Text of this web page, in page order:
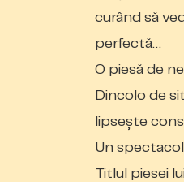
curând să
perfectă…
O piesă de
Dincolo de
lipseşte
Un
Titlul piesei